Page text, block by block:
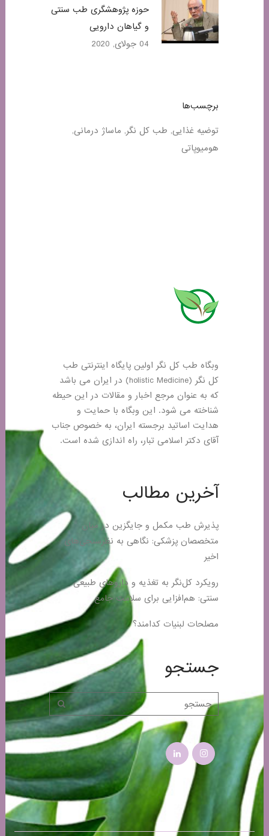
حوزه پژوهشگری طب سنتی
و گیاهان دارویی
04 جولای, 2020
برچسب‌ها
توضیه غذایی طب کل نگر ماساژ درمانی
هومیوپاتی
وبگاه طب کل نگر اولین پایگاه اینترنتی طب
کل نگر (holistic Medicine) در ایران می باشد
که به عنوان مرجع اخبار و مقالات در این حیطه
شناخته می شود. این وبگاه با حمایت و
هدایت اساتید برجسته ایران، به خصوص جناب
آقای دکتر اسلامی تبار، راه اندازی شده است.
آخرین مطالب
پذیرش طب مکمل و جایگزین در میان
متخصصان پزشکی: نگاهی به نظرسنجی‌های
اخیر
رویکرد کل‌نگر به تغذیه و داروهای طبیعی
سنتی: هم‌افزایی برای سلامت جامع
مصلحات لبنیات کدامند؟
جستجو